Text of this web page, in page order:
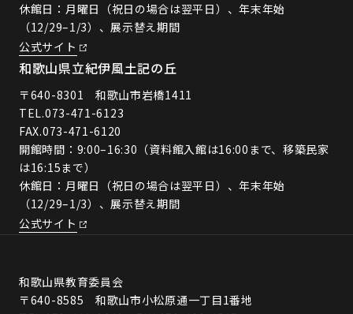
休館日：月曜日（祝日の場合は翌平日）、年末年始
（12/29–1/3）、展示替え期間
公式サイト
和歌山県立紀伊風土記の丘
〒640-8301 和歌山市岩橋1411
TEL.073-471-6123
FAX.073-471-6120
開館時間：9:00–16:30（資料館入館は16:00まで、移築民家
は16:15まで）
休館日：月曜日（祝日の場合は翌平日）、年末年始
（12/29–1/3）、展示替え期間
公式サイト
和歌山県教育委員会
〒640-8585 和歌山市小松原通一丁目1番地